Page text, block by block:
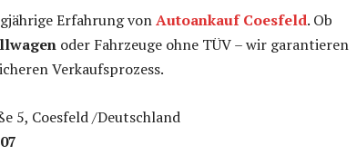
Erfahrung vonAutoankauf Coesfeld. Ob
oder Fahrzeuge ohne TÜV – wir garantieren
Verkaufsprozess.
5, Coesfeld /Deutschland